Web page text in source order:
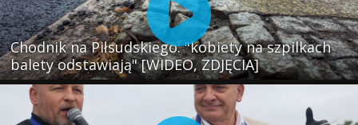
Chodnik na Piłsudskiego: "kobiety na szpilkach
balety odstawiają" [WIDEO, ZDJĘCIA]